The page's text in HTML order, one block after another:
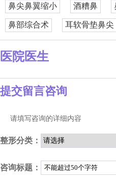
鼻尖鼻翼缩小 酒糟鼻
鼻部综合术 耳软骨垫鼻尖
医院医生
提交留言咨询
请填写咨询的详细内容
整形分类：
咨询标题：